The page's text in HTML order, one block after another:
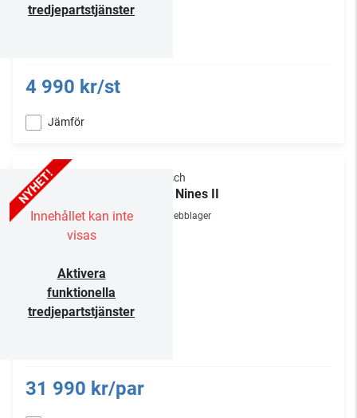
tredjepartstjänster
4 990 kr/st
Jämför
Innehållet kan inte
visas
Aktivera
funktionella
tredjepartstjänster
Klipsch
The Nines II
Webblager
31 990 kr/par